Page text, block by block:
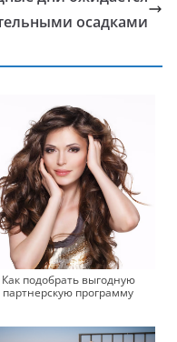
осадками
Как подобрать выгодную
партнерскую программу